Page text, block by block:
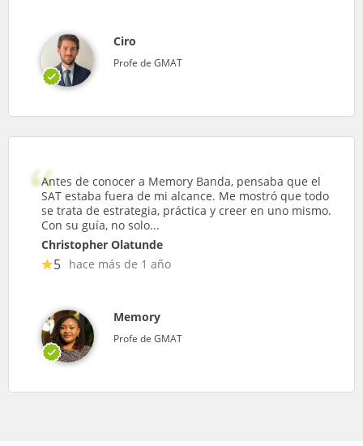
Ciro
Profe de GMAT
Antes de conocer a Memory Banda, pensaba que el
SAT estaba fuera de mi alcance. Me mostró que todo
se trata de estrategia, práctica y creer en uno mismo.
Con su guía, no solo...
Christopher Olatunde
5 hace más de 1 año
Memory
Profe de GMAT